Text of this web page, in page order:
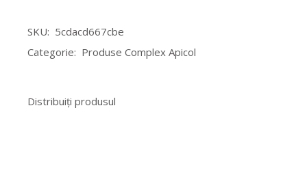
SKU: 5cdacd667cbe
Categorie: Produse Complex Apicol
Distribuiți produsul